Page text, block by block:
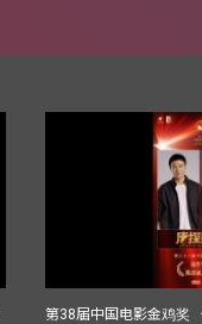
第38届中国电影金鸡奖